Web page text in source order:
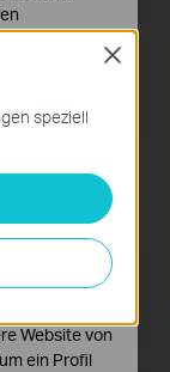
related to
projects.
speziell
Close
nicht
Aktivitäten
und
Website von
ein Profil